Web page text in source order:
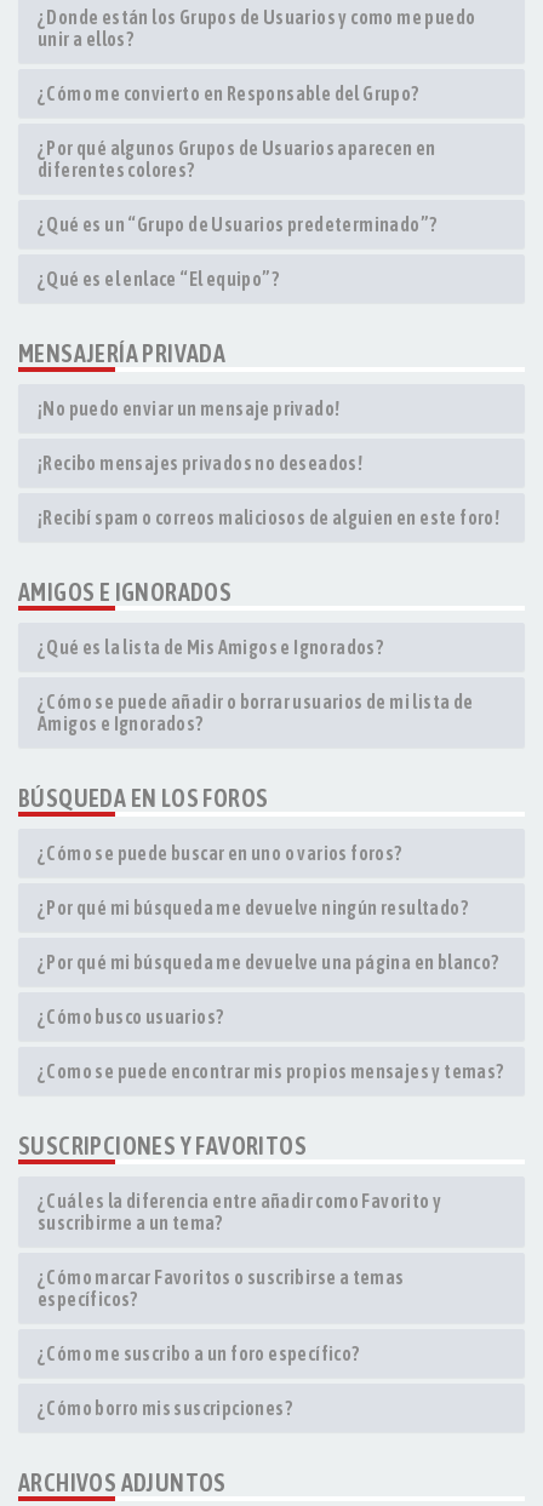
¿Donde están los Grupos de Usuarios y como me puedo
unir a ellos?
¿Cómo me convierto en Responsable del Grupo?
¿Por qué algunos Grupos de Usuarios aparecen en
diferentes colores?
¿Qué es un “Grupo de Usuarios predeterminado”?
¿Qué es el enlace “El equipo”?
MENSAJERÍA PRIVADA
¡No puedo enviar un mensaje privado!
¡Recibo mensajes privados no deseados!
¡Recibí spam o correos maliciosos de alguien en este foro!
AMIGOS E IGNORADOS
¿Qué es la lista de Mis Amigos e Ignorados?
¿Cómo se puede añadir o borrar usuarios de mi lista de
Amigos e Ignorados?
BÚSQUEDA EN LOS FOROS
¿Cómo se puede buscar en uno o varios foros?
¿Por qué mi búsqueda me devuelve ningún resultado?
¿Por qué mi búsqueda me devuelve una página en blanco?
¿Cómo busco usuarios?
¿Como se puede encontrar mis propios mensajes y temas?
SUSCRIPCIONES Y FAVORITOS
¿Cuál es la diferencia entre añadir como Favorito y
suscribirme a un tema?
¿Cómo marcar Favoritos o suscribirse a temas
específicos?
¿Cómo me suscribo a un foro específico?
¿Cómo borro mis suscripciones?
ARCHIVOS ADJUNTOS